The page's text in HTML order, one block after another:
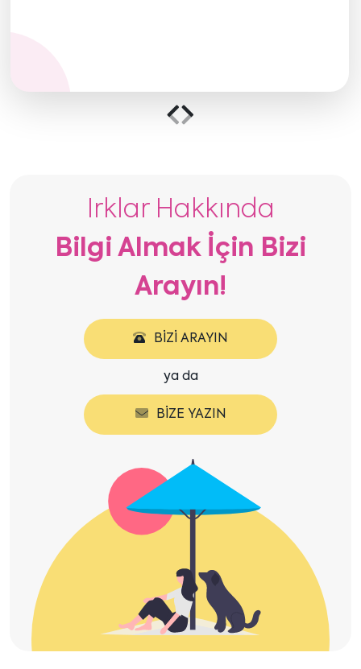
Önceki
göster
göster
Irklar Hakkında
Bilgi Almak İçin Bizi
Arayın!
BIZI ARAYIN
ya da
BIZE YAZIN